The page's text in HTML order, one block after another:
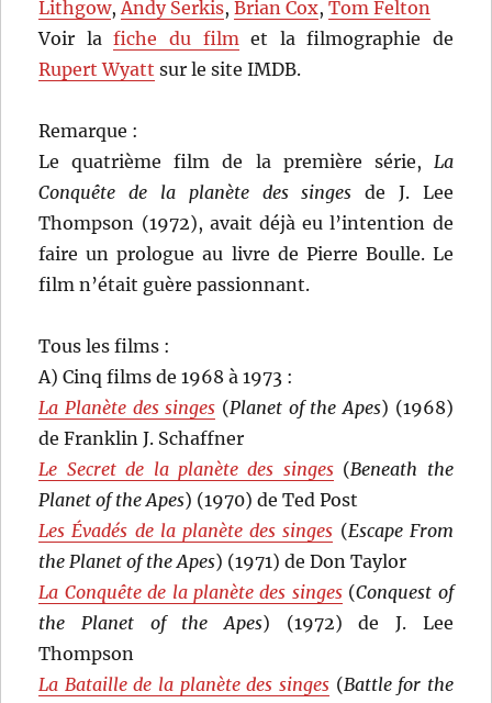
Lithgow,Andy Serkis,Brian Cox,Tom Felton
Voir lafiche du filmet la filmographie de
Rupert Wyatt sur le site IMDB.
Remarque :
Le quatrième film de la première série, La
Conquête de la planète des singes de J. Lee
Thompson (1972), avait déjà eu l’intention de
faire un prologue au livre de Pierre Boulle. Le
film n’était guère passionnant.
Tous les films :
A) Cinq films de 1968 à 1973 :
La Planète des singes (Planet of the Apes) (1968)
de Franklin J. Schaffner
Le Secret de la planète des singes(Beneath the
Planet of the Apes) (1970) de Ted Post
Les Évadés de la planète des singes (Escape From
the Planet of the Apes) (1971) de Don Taylor
La Conquête de la planète des singes(Conquest of
the Planet of the Apes) (1972) de J. Lee
Thompson
La Bataille de la planète des singes(Battle for the